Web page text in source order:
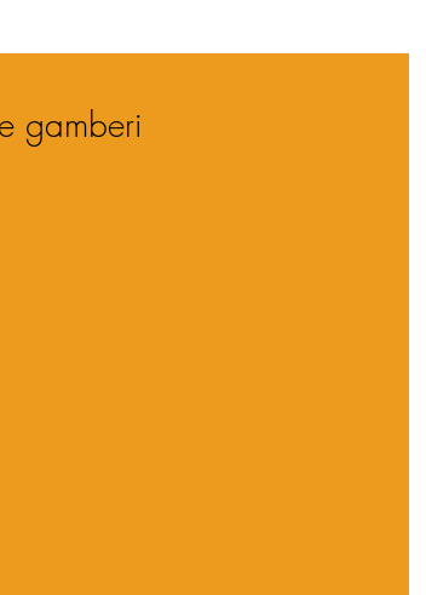
gamberi